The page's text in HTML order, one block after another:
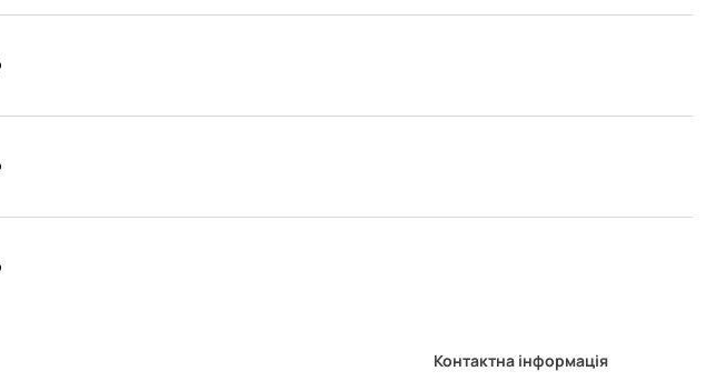
Контактна інформація